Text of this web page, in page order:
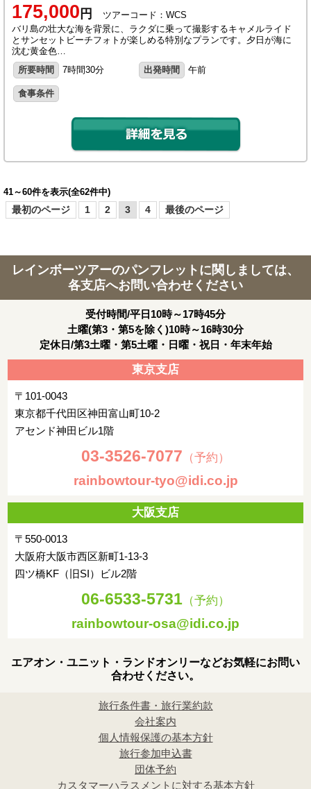
175,000 円
ツアーコード：WCS
バリ島の壮大な海を背景に、ラクダに乗って撮影するキャメルライド
とサンセットビーチフォトが楽しめる特別なプランです。夕日が海に
沈む黄金色…
所要時間
7時間30分 出発時間 午前
食事条件
41～60件を表示(全62件中)
最初のページ 1 2 3 4 最後のページ
レインボーツアーのパンフレットに関しましては、
各支店へお問い合わせください
受付時間/平日10時～17時45分
土曜(第3・第5を除く)10時～16時30分
定休日/第3土曜・第5土曜・日曜・祝日・年末年始
東京支店
〒101-0043
東京都千代田区神田富山町10-2
アセンド神田ビル1階
03-3526-7077 （予約）
rainbowtour-tyo@idi.co.jp
大阪支店
〒550-0013
大阪府大阪市西区新町1-13-3
四ツ橋KF（旧SI）ビル2階
06-6533-5731 （予約）
rainbowtour-osa@idi.co.jp
エアオン・ユニット・ランドオンリーなどお気軽にお問い
合わせください。
旅行条件書・旅行業約款
会社案内
個人情報保護の基本方針
旅行参加申込書
団体予約
カスタマーハラスメントに対する基本方針